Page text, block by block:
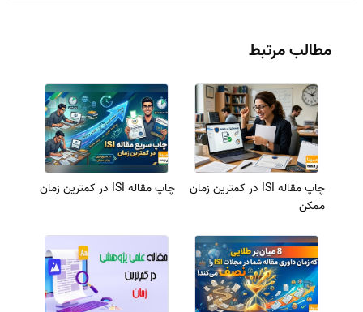
مطالب مرتبط
چاپ مقاله ISI در کمترین زمان
ممکن
چاپ مقاله ISI در کمترین زمان